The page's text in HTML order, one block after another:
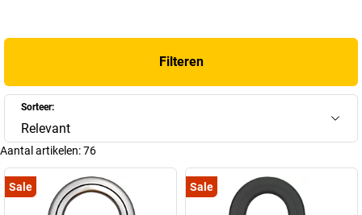
voor thuis, het dagelijks leven, onderweg of voor bedrijfspanden.
tot videobewakingssystemen, arbeidsveiligheid of complete
betrouwbaar, sterk’ is ABUS een deskundige en wereldwijd actieve
partner op alle levensterreinen. En ook al bevinden belangrijke
productievestigingen zich nog steeds in Duitsland, u hoeft niet
langer naar Wetter an der Ruhr in Noordrijn-Westfalen te
verhuizen om u veilig te voelen.
Filteren
Sorteer:
Relevant
Aantal artikelen:76
Sale Sale